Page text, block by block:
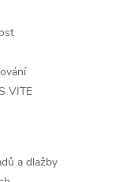
VITE
a dlažby